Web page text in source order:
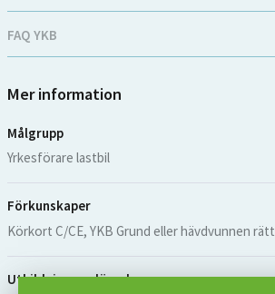
FAQ YKB
Mer information
Målgrupp
Yrkesförare lastbil
Förkunskaper
Körkort C/CE, YKB Grund eller hävdvunnen rätt
Utbildningens längd